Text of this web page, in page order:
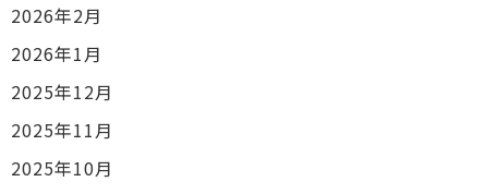
2026年2月
2026年1月
2025年12月
2025年11月
2025年10月